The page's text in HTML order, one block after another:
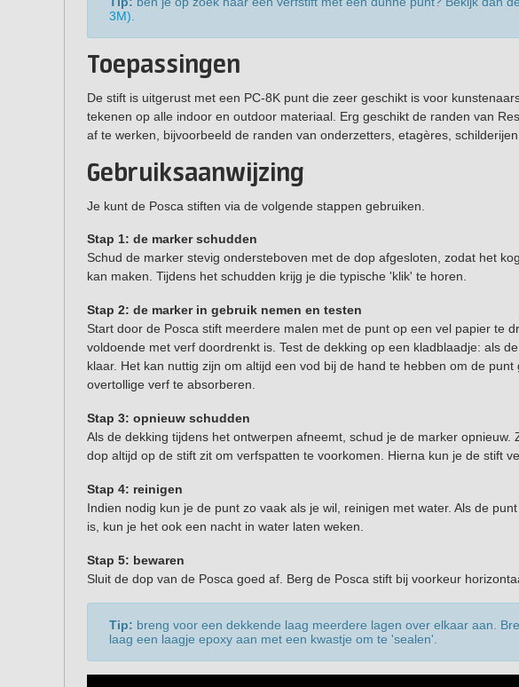
3M)
Toepassingen
De stift is uitgerust met een PC-8K punt die zeer geschikt is voor
tekenen op alle indoor en outdoor materiaal. Erg geschikt de randen van
af te werken, bijvoorbeeld de randen van onderzetters, etagères,
Gebruiksaanwijzing
Je kunt de Posca stiften via de volgende stappen gebruiken.
Stap 1: de marker schudden
Schud de marker stevig ondersteboven met de dop afgesloten, zodat het
kan maken. Tijdens het schudden krijg je die typische 'klik' te horen.
Stap 2: de marker in gebruik nemen en testen
Start door de Posca stift meerdere malen met de punt op een vel papier te
voldoende met verf doordrenkt is. Test de dekking op een kladblaadje: als
klaar. Het kan nuttig zijn om altijd een vod bij de hand te hebben om de
overtollige verf te absorberen.
Stap 3: opnieuw schudden
Als de dekking tijdens het ontwerpen afneemt, schud je de marker opnieuw.
dop altijd op de stift zit om verfspatten te voorkomen. Hierna kun je de stift
Stap 4: reinigen
Indien nodig kun je de punt zo vaak als je wil, reinigen met water. Als de
is, kun je het ook een nacht in water laten weken.
Stap 5: bewaren
Sluit de dop van de Posca goed af. Berg de Posca stift bij voorkeur
Tip: breng voor een dekkende laag meerdere lagen over elkaar aan.
laag een laagje epoxy aan met een kwastje om te 'sealen'.